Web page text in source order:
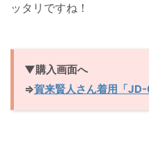
ッタリですね！
▼購入画面へ
⇒賀来賢人さん着用「